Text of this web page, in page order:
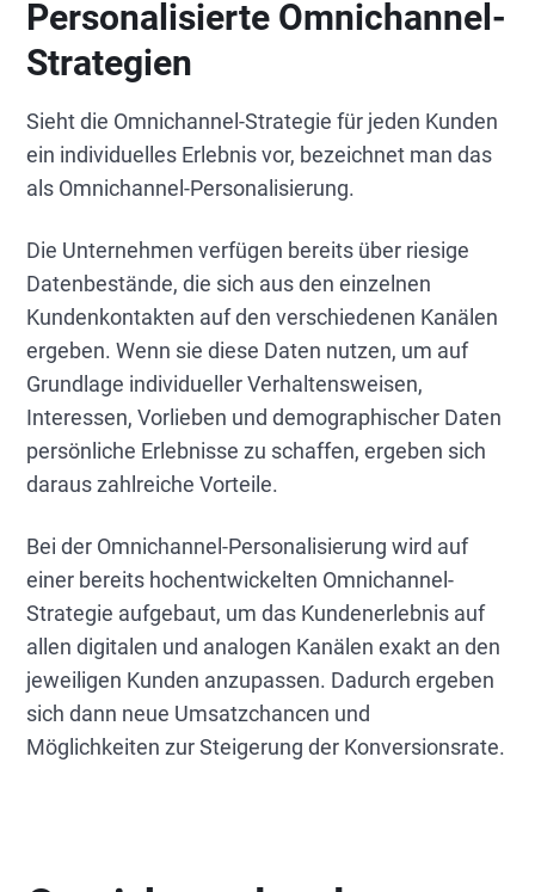
Personalisierte Omnichannel-
Strategien
Sieht die Omnichannel-Strategie für jeden Kunden
ein individuelles Erlebnis vor, bezeichnet man das
als Omnichannel-Personalisierung.
Die Unternehmen verfügen bereits über riesige
Datenbestände, die sich aus den einzelnen
Kundenkontakten auf den verschiedenen Kanälen
ergeben. Wenn sie diese Daten nutzen, um auf
Grundlage individueller Verhaltensweisen,
Interessen, Vorlieben und demographischer Daten
persönliche Erlebnisse zu schaffen, ergeben sich
daraus zahlreiche Vorteile.
Bei der Omnichannel-Personalisierung wird auf
einer bereits hochentwickelten Omnichannel-
Strategie aufgebaut, um das Kundenerlebnis auf
allen digitalen und analogen Kanälen exakt an den
jeweiligen Kunden anzupassen. Dadurch ergeben
sich dann neue Umsatzchancen und
Möglichkeiten zur Steigerung der Konversionsrate.